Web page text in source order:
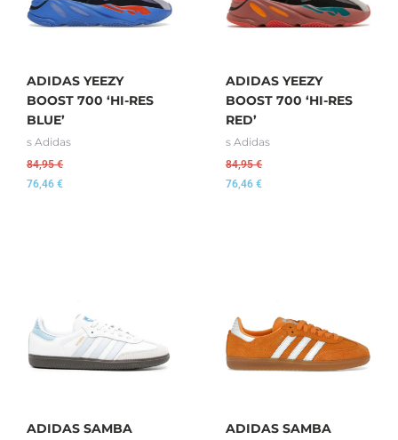
ADIDAS YEEZY
BOOST 700 ‘HI-RES
BLUE’
s Adidas
84,95€
76,46 €
ADIDAS YEEZY
BOOST 700 ‘HI-RES
RED’
s Adidas
84,95€
76,46 €
ADIDAS SAMBA
ADIDAS SAMBA